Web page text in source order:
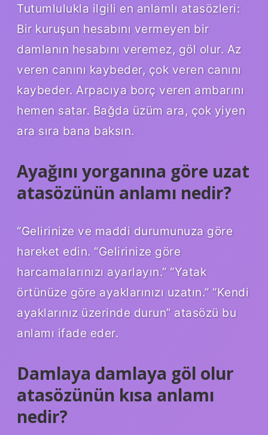
Tutumlulukla ilgili en anlamlı atasözleri:
Bir kuruşun hesabını vermeyen bir
damlanın hesabını veremez, göl olur. Az
veren canını kaybeder, çok veren canını
kaybeder. Arpacıya borç veren ambarını
hemen satar. Bağda üzüm ara, çok yiyen
ara sıra bana baksın.
Ayağını yorganına göre uzat
atasözünün anlamı nedir?
“Gelirinize ve maddi durumunuza göre
hareket edin. “Gelirinize göre
harcamalarınızı ayarlayın.” “Yatak
örtünüze göre ayaklarınızı uzatın.” “Kendi
ayaklarınız üzerinde durun” atasözü bu
anlamı ifade eder.
Damlaya damlaya göl olur
atasözünün kısa anlamı
nedir?